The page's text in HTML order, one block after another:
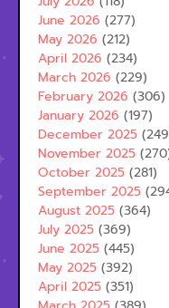
June 2026 (277)
May 2026 (212)
April 2026 (234)
March 2026 (229)
February 2026 (306)
January 2026 (197)
December 2025
November 2025
October 2025 (281)
September 2025
August 2025 (364)
July 2025 (369)
June 2025 (445)
May 2025 (392)
April 2025 (351)